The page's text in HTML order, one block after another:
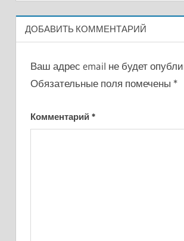
ДОБАВИТЬ КОММЕНТАРИЙ
Ваш адрес email не будет
Обязательные поля помечены *
Комментарий *